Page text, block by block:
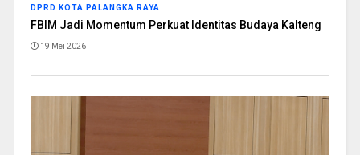
DPRD KOTA PALANGKA RAYA
FBIM Jadi Momentum Perkuat Identitas Budaya Kalteng
19 Mei 2026